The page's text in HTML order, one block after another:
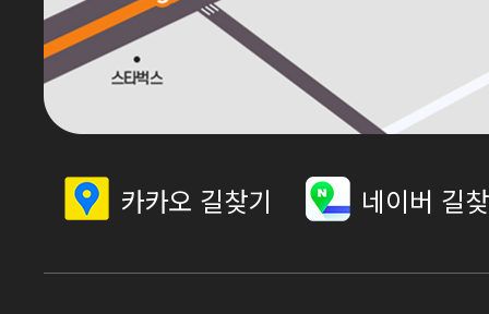
카카오 길찾기 네이버 길